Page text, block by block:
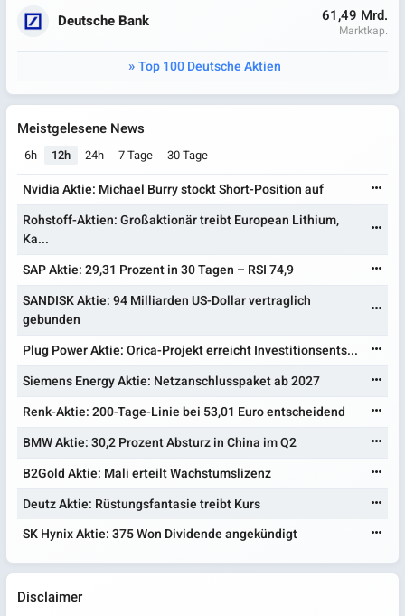
Deutsche Bank 61,49 Mrd.
Marktkap.
Top 100 Deutsche Aktien
Meistgelesene News
6h 12h 24h 7 Tage 30 Tage
Nvidia Aktie: Michael Burry stockt Short-Position auf
Rohstoff-Aktien: Großaktionär treibt European Lithium,
Ka...
SAP Aktie: 29,31 Prozent in 30 Tagen – RSI 74,9
SANDISK Aktie: 94 Milliarden US-Dollar vertraglich
gebunden
Plug Power Aktie: Orica-Projekt erreicht Investitionsents...
Siemens Energy Aktie: Netzanschlusspaket ab 2027
Renk-Aktie: 200-Tage-Linie bei 53,01 Euro entscheidend
BMW Aktie: 30,2 Prozent Absturz in China im Q2
B2Gold Aktie: Mali erteilt Wachstumslizenz
Deutz Aktie: Rüstungsfantasie treibt Kurs
SK Hynix Aktie: 375 Won Dividende angekündigt
Disclaimer